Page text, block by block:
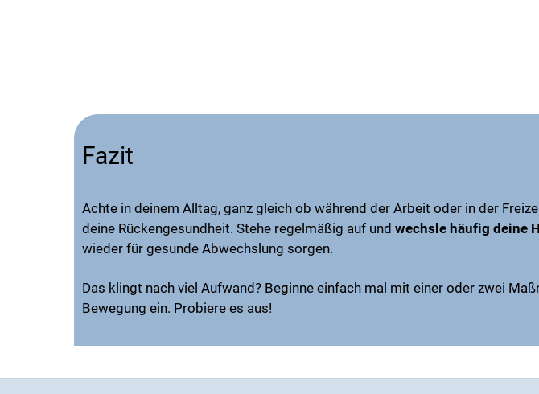
Fazit
Achte in deinem Alltag, ganz gleich ob während der Arbeit oder in der
deine Rückengesundheit. Stehe regelmäßig auf und wechsle häufig deine
wieder für gesunde Abwechslung sorgen.
Das klingt nach viel Aufwand? Beginne einfach mal mit einer oder zwei
Bewegung ein. Probiere es aus!